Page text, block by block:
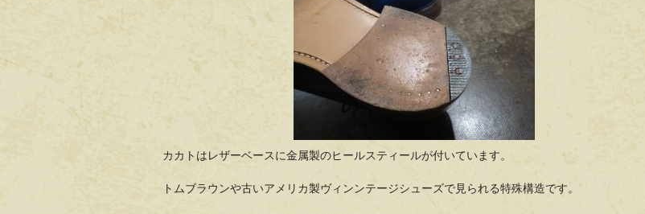
カカトはレザーベースに金属製のヒールスティールが付いています。
トムブラウンや古いアメリカ製ヴィンンテージシューズで見られる特殊構造です。